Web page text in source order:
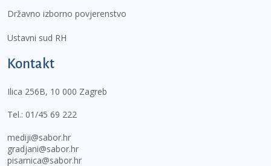
Državno izborno povjerenstvo
Ustavni sud RH
Kontakt
Ilica 256B, 10 000 Zagreb
Tel.: 01/45 69 222
mediji@sabor.hr
gradjani@sabor.hr
pisarnica@sabor.hr